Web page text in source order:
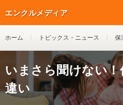
エンクルメディア
ホーム トピックス・ニュース 保
いまさら聞けない
違い